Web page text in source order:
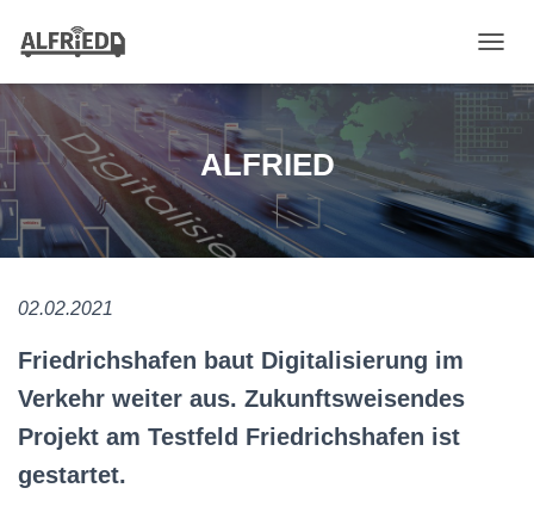
A
T
I
ALFRIED
02.02.2021
Friedrichshafen baut Digitalisierung im
Verkehr weiter aus. Zukunftsweisendes
Projekt am Testfeld Friedrichshafen ist
gestartet.